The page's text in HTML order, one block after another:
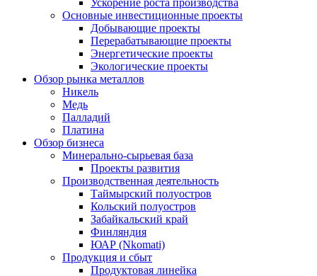
Ускорение роста производства
Основные инвестиционные проекты
Добывающие проекты
Перерабатывающие проекты
Энергетические проекты
Экологические проекты
Обзор рынка металлов
Никель
Медь
Палладий
Платина
Обзор бизнеса
Минерально-сырьевая база
Проекты развития
Производственная деятельность
Таймырский полуостров
Кольский полуостров
Забайкальский край
Финляндия
ЮАР (Nkomati)
Продукция и сбыт
Продуктовая линейка